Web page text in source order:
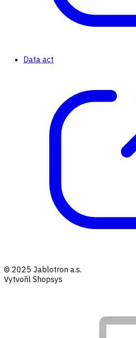
Data act
© 2025 Jablotron a.s.
Vytvořil Shopsys